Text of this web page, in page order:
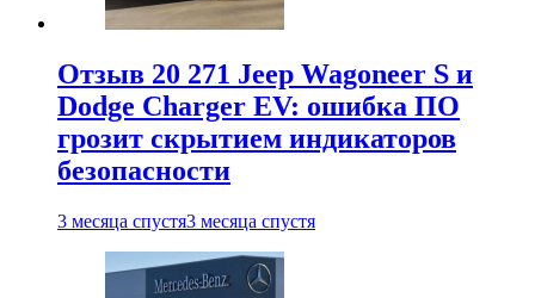
Отзыв 20 271 Jeep Wagoneer S и
Dodge Charger EV: ошибка ПО
грозит скрытием индикаторов
безопасности
3 месяца спустя3 месяца спустя